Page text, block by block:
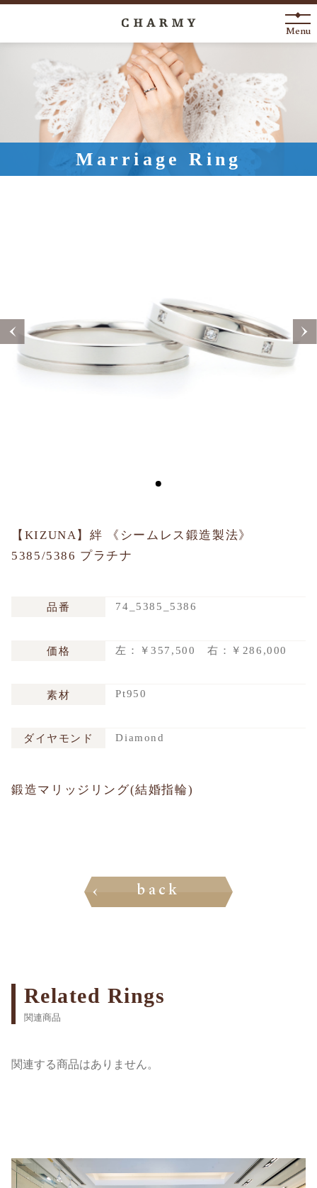
New Arrival
About
Engagement Ring
Marriage Ring
Sustainability Voice Catalog Contact
Menu
Marriage Ring
【KIZUNA】絆 《シームレス鍛造製法》
5385/5386 プラチナ
品番 74_5385_5386
価格 左：￥357,500 右：￥286,000
素材 Pt950
ダイヤモンド Diamond
鍛造マリッジリング(結婚指輪)
back
Related Rings
関連商品
関連する商品はありません。